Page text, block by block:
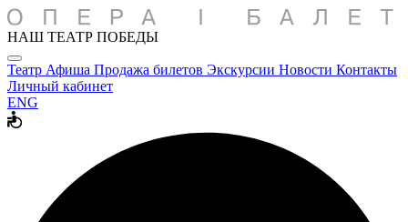
НАШ ТЕАТР ПОБЕДЫ
Театр Афиша Продажа билетов Экскурсии Новости Контакты
Личный кабинет
ENG